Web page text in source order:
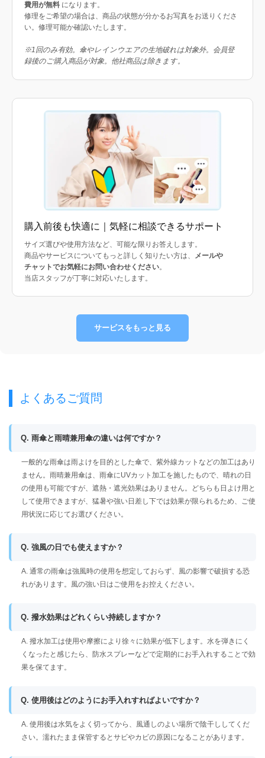
費用が無料 になります。
修理をご希望の場合は、商品の状態が分かるお写真をお送りくださ
い。修理可能か確認いたします。
※1回のみ有効。傘やレインウエアの生地破れは対象外。会員登
録後のご購入商品が対象。他社商品は除きます。
購入前後も快適に｜気軽に相談できるサポート
サイズ選びや使用方法など、可能な限りお答えします。
商品やサービスについてもっと詳しく知りたい方は、 メールや
チャットでお気軽にお問い合わせください。
当店スタッフが丁寧に対応いたします。
サービスをもっと見る
よくあるご質問
Q. 雨傘と雨晴兼用傘の違いは何ですか？
一般的な雨傘は雨よけを目的とした傘で、紫外線カットなどの加工はあり
ません。雨晴兼用傘は、雨傘にUVカット加工を施したもので、晴れの日
の使用も可能ですが、遮熱・遮光効果はありません。どちらも日よけ用と
して使用できますが、猛暑や強い日差し下では効果が限られるため、ご使
用状況に応じてお選びください。
Q. 強風の日でも使えますか？
A. 通常の雨傘は強風時の使用を想定しておらず、風の影響で破損する恐
れがあります。風の強い日はご使用をお控えください。
Q. 撥水効果はどれくらい持続しますか？
A. 撥水加工は使用や摩擦により徐々に効果が低下します。水を弾きにく
くなったと感じたら、防水スプレーなどで定期的にお手入れすることで効
果を保てます。
Q. 使用後はどのようにお手入れすればよいですか？
A. 使用後は水気をよく切ってから、風通しのよい場所で陰干ししてくだ
さい。濡れたまま保管するとサビやカビの原因になることがあります。